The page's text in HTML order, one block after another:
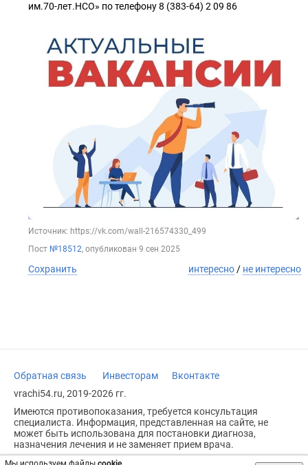
им.70-лет.НСО» по телефону 8 (383-64) 2 09 86
Источник: https://vk.com/wall-216574330_499
Пост №18512, опубликован 9 сен 2025
Сохранить интересно/ не интересно
Обратная связь Инвесторам
Вконтакте
vrachi54.ru, 2019-2026 гг.
Имеются противопоказания, требуется консультация
специалиста. Информация, представленная на сайте, не
может быть использована для постановки диагноза,
назначения лечения и не заменяет прием врача.
Возрастное ограничение: 18+